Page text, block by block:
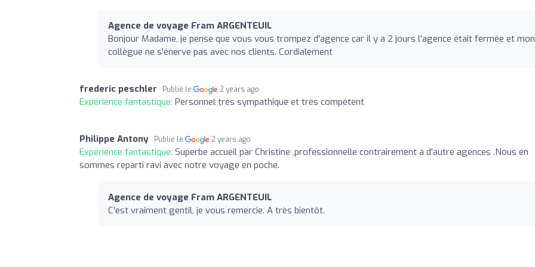
Agence de voyage Fram ARGENTEUIL
Bonjour Madame, je pense que vous vous trompez d'agence car il y a 2 jours l'agence était fermée et mon
collègue ne s'énerve pas avec nos clients. Cordialement
frederic peschler Publié le 2 years ago
Expérience fantastique: Personnel très sympathique et très compétent
Philippe Antony Publié le 2 years ago
Expérience fantastique: Superbe accueil par Christine ,professionnelle contrairement à d'autre agences .Nous en
sommes reparti ravi avec notre voyage en poche.
Agence de voyage Fram ARGENTEUIL
C'est vraiment gentil, je vous remercie. A très bientôt.